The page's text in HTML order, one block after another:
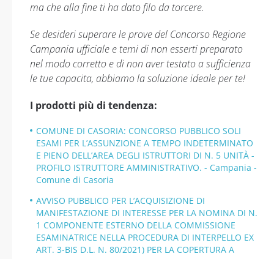
ma che alla fine ti ha dato filo da torcere.
Se desideri superare le prove del Concorso Regione
Campania ufficiale e temi di non esserti preparato
nel modo corretto e di non aver testato a sufficienza
le tue capacita, abbiamo la soluzione ideale per te!
I prodotti più di tendenza:
COMUNE DI CASORIA: CONCORSO PUBBLICO SOLI
ESAMI PER L’ASSUNZIONE A TEMPO INDETERMINATO
E PIENO DELL’AREA DEGLI ISTRUTTORI DI N. 5 UNITÀ -
PROFILO ISTRUTTORE AMMINISTRATIVO. - Campania -
Comune di Casoria
AVVISO PUBBLICO PER L’ACQUISIZIONE DI
MANIFESTAZIONE DI INTERESSE PER LA NOMINA DI N.
1 COMPONENTE ESTERNO DELLA COMMISSIONE
ESAMINATRICE NELLA PROCEDURA DI INTERPELLO EX
ART. 3-BIS D.L. N. 80/2021) PER LA COPERTURA A